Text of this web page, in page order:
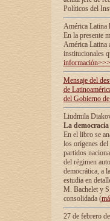
Políticos del
América Latina
En la presente
América Latina
institucionales
información>>>
Mensaje del
de
del Gobierno
Liudmila
La
En el libro se
los orígenes
partidos
del régimen
democrática, а
estudia en
М. Bachelet у
consolidada (
27 de febrero